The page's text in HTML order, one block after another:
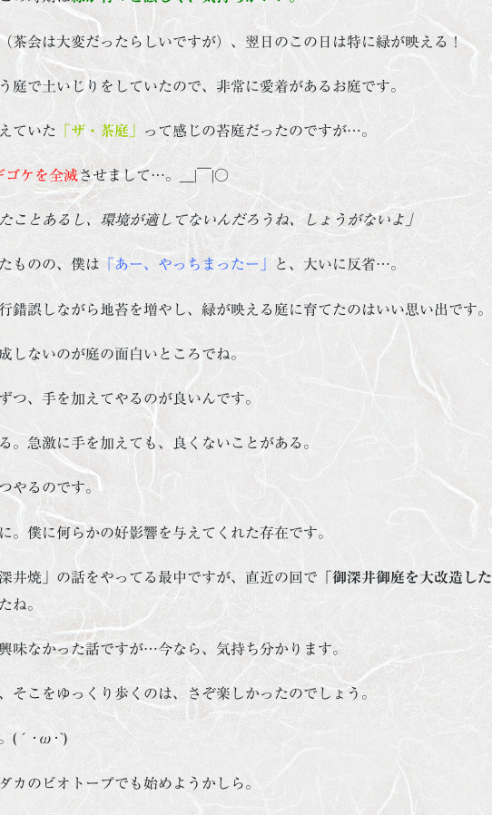
茶会は大変だったらしいですが）、翌日のこの日は特に緑が映える！
庭で土いじりをしていたので、非常に愛着があるお庭です。
ていた 「ザ・茶庭」 って感じの苔庭だったのですが…。
ゴケを全滅させまして…。＿|￣|○
ことあるし、環境が適してないんだろうね、しょうがないよ」
ものの、僕は 「あー、やっちまったー」 と、大いに反省…。
錯誤しながら地苔を増やし、緑が映える庭に育てたのはいい思い出です。
しないのが庭の面白いところでね。
つ、手を加えてやるのが良いんです。
。急激に手を加えても、良くないことがある。
やるのです。
。僕に何らかの好影響を与えてくれた存在です。
井焼」の話をやってる最中ですが、直近の回で 「御深井御庭を大改造した
ね。
味なかった話ですが…今なら、気持ち分かります。
そこをゆっくり歩くのは、さぞ楽しかったのでしょう。
(´･ω･`)
カのビオトープでも始めようかしら。